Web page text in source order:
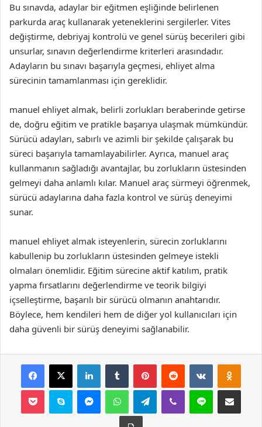
Bu sınavda, adaylar bir eğitmen eşliğinde belirlenen
parkurda araç kullanarak yeteneklerini sergilerler. Vites
değiştirme, debriyaj kontrolü ve genel sürüş becerileri gibi
unsurlar, sınavın değerlendirme kriterleri arasındadır.
Adayların bu sınavı başarıyla geçmesi, ehliyet alma
sürecinin tamamlanması için gereklidir.
manuel ehliyet almak, belirli zorlukları beraberinde getirse
de, doğru eğitim ve pratikle başarıya ulaşmak mümkündür.
Sürücü adayları, sabırlı ve azimli bir şekilde çalışarak bu
süreci başarıyla tamamlayabilirler. Ayrıca, manuel araç
kullanmanın sağladığı avantajlar, bu zorlukların üstesinden
gelmeyi daha anlamlı kılar. Manuel araç sürmeyi öğrenmek,
sürücü adaylarına daha fazla kontrol ve sürüş deneyimi
sunar.
manuel ehliyet almak isteyenlerin, sürecin zorluklarını
kabullenip bu zorlukların üstesinden gelmeye istekli
olmaları önemlidir. Eğitim sürecine aktif katılım, pratik
yapma fırsatlarını değerlendirme ve teorik bilgiyi
içselleştirme, başarılı bir sürücü olmanın anahtarıdır.
Böylece, hem kendileri hem de diğer yol kullanıcıları için
daha güvenli bir sürüş deneyimi sağlanabilir.
Facebook
X LinkedInTumblr PinterestReddit VKontakte
Pocket Skype MessengerWhatsAppTelegramViber Line E-Posta ile
Yazdır